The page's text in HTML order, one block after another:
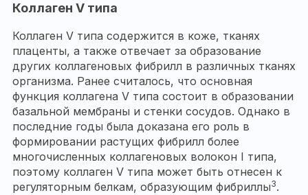
Коллаген V типа
Коллаген V типа содержится в коже, тканях
плаценты, а также отвечает за образование
других коллагеновых фибрилл в различных тканях
организма. Ранее считалось, что основная
функция коллагена V типа состоит в образовании
базальной мембраны и стенки сосудов. Однако в
последние годы была доказана его роль в
формировании растущих фибрилл более
многочисленных коллагеновых волокон I типа,
поэтому коллаген V типа может быть отнесен к
регуляторным белкам, образующим фибриллы3.